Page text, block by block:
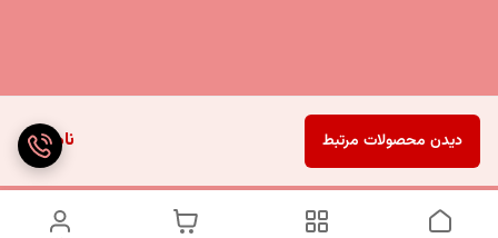
ناموجود دیدن محصولات مرتبط